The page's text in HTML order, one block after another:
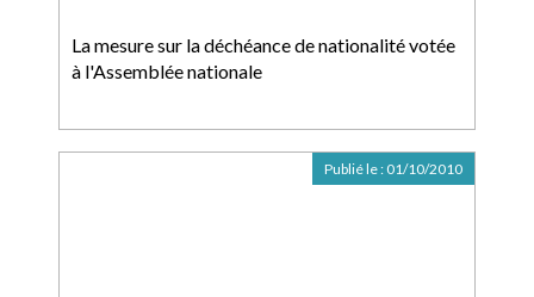
La mesure sur la déchéance de nationalité votée
à l'Assemblée nationale
Publié le : 01/10/2010